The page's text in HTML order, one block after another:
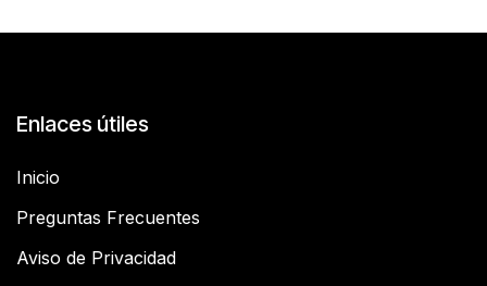
Enlaces útiles
Inicio
Preguntas Frecuentes
Aviso de Privacidad